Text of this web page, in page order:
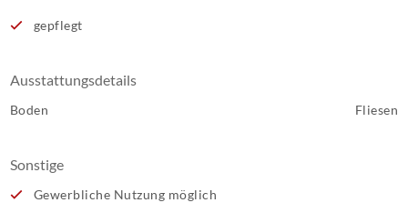
gepflegt
Ausstattungsdetails
Boden Fliesen
Sonstige
Gewerbliche Nutzung möglich